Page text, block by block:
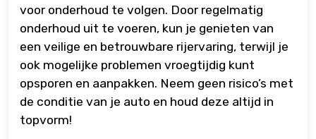
voor onderhoud te volgen. Door regelmatig
onderhoud uit te voeren, kun je genieten van
een veilige en betrouwbare rijervaring, terwijl je
ook mogelijke problemen vroegtijdig kunt
opsporen en aanpakken. Neem geen risico’s met
de conditie van je auto en houd deze altijd in
topvorm!